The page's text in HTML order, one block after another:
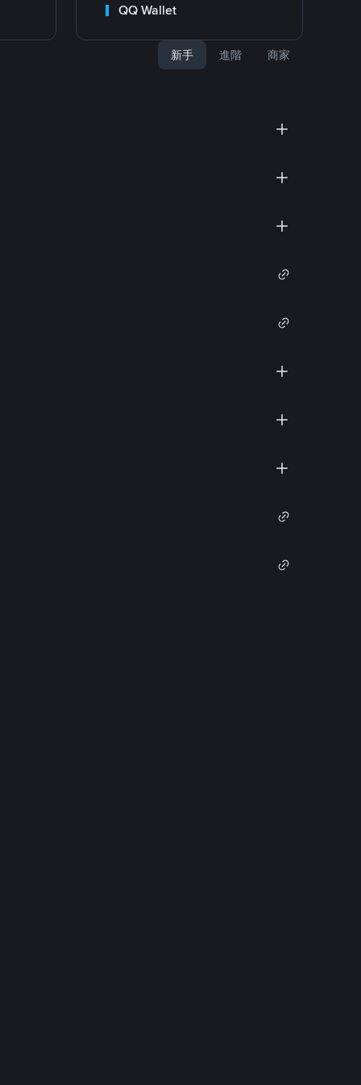
QQ Wallet
新手 進階 商家